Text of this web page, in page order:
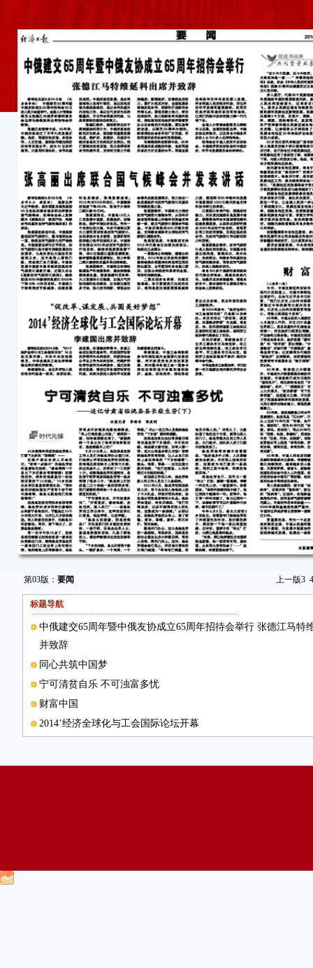
第03版： 要闻 上一版3 4
标题导航
中俄建交65周年暨中俄友协成立65周年招待会举行 张德江马特
并致辞
同心共筑中国梦
宁可清贫自乐 不可浊富多忧
财富中国
2014’经济全球化与工会国际论坛开幕